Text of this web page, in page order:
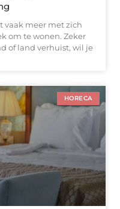
meer met zich
om te wonen. Zeker
of land verhuist, wil je
HORECA